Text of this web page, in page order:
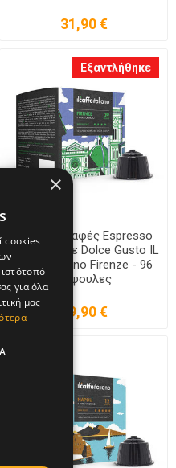
31,90 €
Ιταλικός Καφές Espresso
Συμβατός με Dolce Gusto IL
Caffe Italiano Firenze - 96
Κάψουλες
29,90 €
Εξαντλήθηκε
×
cookies
για όλα
μας